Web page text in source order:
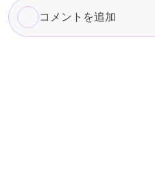
コ
メ